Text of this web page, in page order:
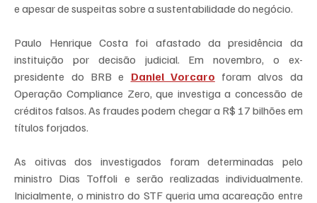
e apesar de suspeitas sobre a sustentabilidade do negócio.
Paulo Henrique Costa foi afastado da presidência da
instituição por decisão judicial. Em novembro, o ex-
presidente do BRB e Daniel Vorcaro foram alvos da
Operação Compliance Zero, que investiga a concessão de
créditos falsos. As fraudes podem chegar a R$ 17 bilhões em
títulos forjados.
As oitivas dos investigados foram determinadas pelo
ministro Dias Toffoli e serão realizadas individualmente.
Inicialmente, o ministro do STF queria uma acareação entre